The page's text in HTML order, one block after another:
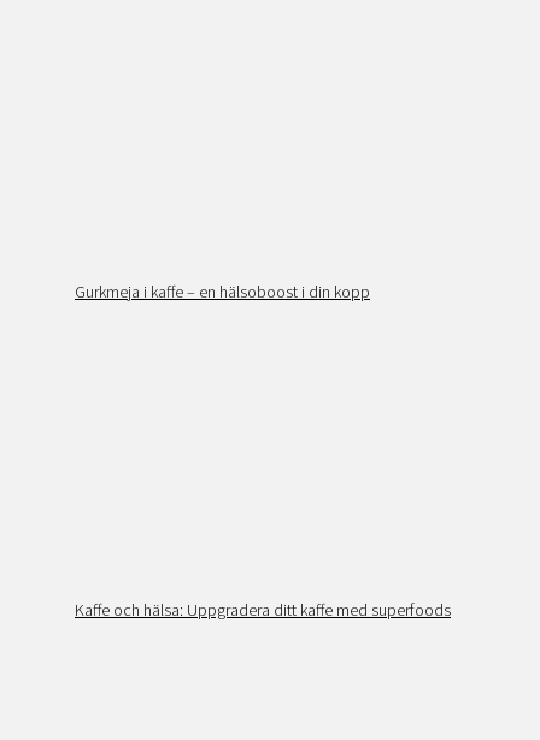
Gurkmeja i kaffe – en hälsoboost i din kopp
Kaffe och hälsa: Uppgradera ditt kaffe med superfoods